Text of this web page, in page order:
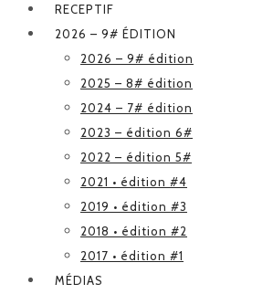
RECEPTIF
2026 – 9# ÉDITION
2026 – 9# édition
2025 – 8# édition
2024 – 7# édition
2023 – édition 6#
2022 – édition 5#
2021 • édition #4
2019 • édition #3
2018 • édition #2
2017 • édition #1
MÉDIAS